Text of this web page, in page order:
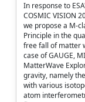
In response to
COSMIC VISION
we propose a M-
Principle in the
free fall of matter
case of GAUGE,
MatterWave
gravity, namely
with various
atom